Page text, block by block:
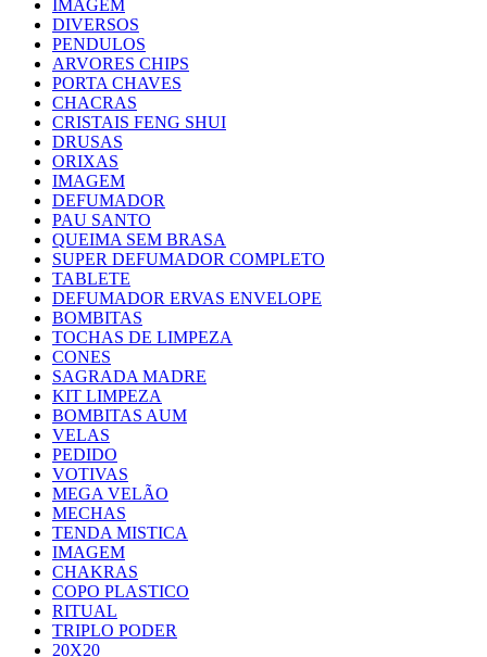
IMAGEM
DIVERSOS
PENDULOS
ARVORES CHIPS
PORTA CHAVES
CHACRAS
CRISTAIS FENG SHUI
DRUSAS
ORIXAS
IMAGEM
DEFUMADOR
PAU SANTO
QUEIMA SEM BRASA
SUPER DEFUMADOR COMPLETO
TABLETE
DEFUMADOR ERVAS ENVELOPE
BOMBITAS
TOCHAS DE LIMPEZA
CONES
SAGRADA MADRE
KIT LIMPEZA
BOMBITAS AUM
VELAS
PEDIDO
VOTIVAS
MEGA VELÃO
MECHAS
TENDA MISTICA
IMAGEM
CHAKRAS
COPO PLASTICO
RITUAL
TRIPLO PODER
20X20